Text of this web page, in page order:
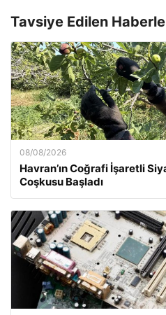
Tavsiye Edilen
08/08/2026
Havran’ın Coğrafi İşaretli
Coşkusu Başladı